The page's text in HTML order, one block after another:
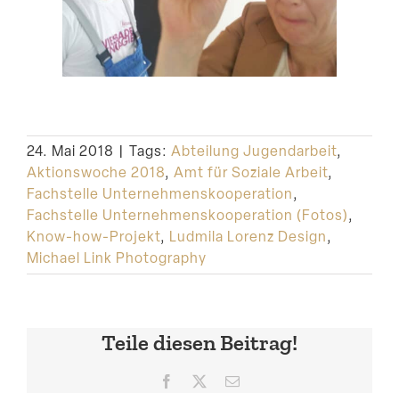
24. Mai 2018 | Tags: Abteilung Jugendarbeit,
Aktionswoche 2018, Amt für Soziale Arbeit,
Fachstelle Unternehmenskooperation,
Fachstelle Unternehmenskooperation (Fotos),
Know-how-Projekt, Ludmila Lorenz Design,
Michael Link Photography
Teile diesen Beitrag!
Facebook E-